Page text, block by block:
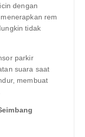
dengan
rem
tidak
parkir
suara saat
membuat